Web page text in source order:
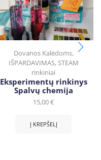
Dovanos Kalėdoms,
IŠPARDAVIMAS,STEAM
rinkiniai
Eksperimentų rinkinys
Spalvų chemija
15,00€
Į KREPŠELĮ